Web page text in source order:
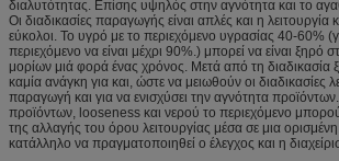
διαλυτότητας. Επίσης υψηλός στην αγνότητα και το
Οι διαδικασίες παραγωγής είναι απλές και η λειτουργία
εύκολοι. Το υγρό με το περιεχόμενο υγρασίας 40-60%
περιεχόμενο να είναι μέχρι 90%.) μπορεί να είναι ξηρό
μορίων μιά φορά ένας χρόνος. Μετά από τη διαδικασία
καμία ανάγκη για και, ώστε να μειωθούν οι διαδικασίες
παραγωγή και για να ενισχύσει την αγνότητα
προϊόντων, looseness και νερού το περιεχόμενο
της αλλαγής του όρου λειτουργίας μέσα σε μια
κατάλληλο να πραγματοποιηθεί ο έλεγχος και η